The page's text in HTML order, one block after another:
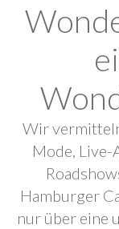
Wir
Mode,
Hamburger
nur über eine